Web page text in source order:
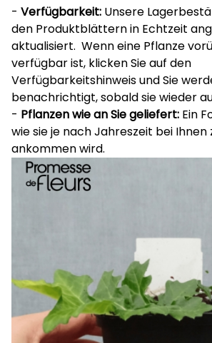
- Verfügbarkeit: Unsere
den Produktblättern in Echtzeit
aktualisiert. Wenn eine Pflanze
verfügbar ist, klicken Sie auf den
Verfügbarkeitshinweis und Sie
benachrichtigt, sobald sie wieder
- Pflanzen wie an Sie geliefert: Ein
wie sie je nach Jahreszeit bei Ihnen
ankommen wird.